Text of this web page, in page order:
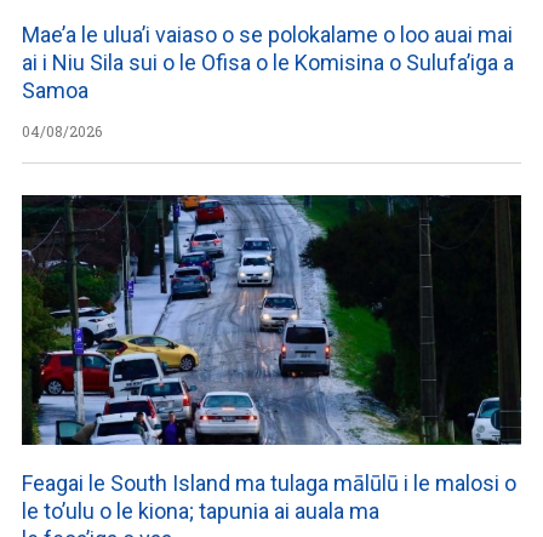
Mae’a le ulua’i vaiaso o se polokalame o loo auai mai
ai i Niu Sila sui o le Ofisa o le Komisina o Sulufa’iga a
Samoa
04/08/2026
Feagai le South Island ma tulaga mālūlū i le malosi o
le to’ulu o le kiona; tapunia ai auala ma